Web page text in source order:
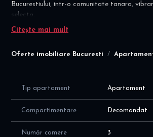
Oferte imobiliare Bucuresti
Bucurestiului, intr-o comunitate tanara,
selecta.
Ideal pentru familie moderna care imbina
Chirie lunara 1300 eur/luna - pretul este fix,
suprafata utIla totala de 95 mp (86 mp plus
- living spatios cu bucatarie open de 41 mp;
electrocasnice de calitate superioară, ideală
Citește mai mult
Tip apartament Apartament
Compartimentare Decomandat
Număr camere 3